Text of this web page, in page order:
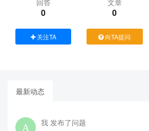
回答
0
文章
0
关注TA 向TA提问
最新动态
我 发布了问题